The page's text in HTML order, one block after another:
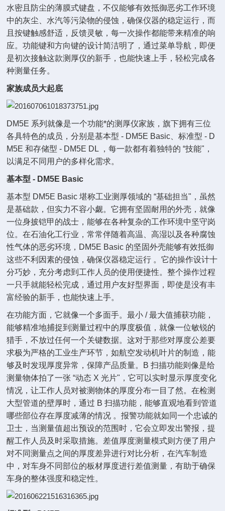
水密且防尘的薄膜式键盘，不仅能够有效抵御恶劣工作环境
中的灰尘、水汽等污染物的侵蚀，确保仪器的稳定运行，而
且按键触感舒适，反馈灵敏，每一次操作都能带来精准的响
应。功能键和方向键的设计简洁明了，通过菜单导航，即便
是初次接触这款测厚仪的新手，也能快速上手，轻松完成各
种测量任务。
家族成员大起底
DM5E 系列就像是一个功能*的测厚仪家族，旗下拥有三位
各具特色的成员，分别是基本型 - DM5E Basic、标准型 - D
M5E 和存储型 - DM5E DL ，每一款都有着独特的 “技能"，
以满足不同用户的多样化需求。
基本型 - DM5E Basic
基本型 DM5E Basic 堪称工业测厚领域的 “基础担当"，虽然
是基础款，但实力不容小觑。它拥有坚固耐用的外壳，就像
一位身披铠甲的战士，能够在各种复杂的工作环境中坚守岗
位。在石油化工行业，常常伴随着高温、高湿以及各种腐蚀
性气体的恶劣环境，DM5E Basic 的坚固外壳能够有效抵御
这些不利因素的侵蚀，确保仪器稳定运行 。它的操作设计十
分巧妙，充分考虑到工作人员的使用便捷性。整个操作过程
一只手就能轻松完成，通过用户友好型界面，即使是没有丰
富经验的新手，也能快速上手。
在功能方面，它就像一个多面手。最小 / 最大值捕获功能，
能够精准地捕捉到测量过程中的厚度极值，就像一位敏锐的
猎手，不放过任何一个关键数据。这对于那些对厚度公差要
求极为严格的工业生产环节，如航空发动机叶片的制造，能
够及时发现厚度异常，保障产品质量。B 扫描功能则像是给
测量物体拍了一张 “动态 X 光片"，它可以实时显示厚度变化
情况，让工作人员对被测物体的厚度分布一目了然。在检测
大型管道的壁厚时，通过 B 扫描功能，能够直观地看到管道
哪些部位存在厚度减薄的情况 。报警功能就如同一个忠诚的
卫士，当测量值超出预设的范围时，它会立即发出警报，提
醒工作人员及时采取措施。差值厚度测量模式则方便了用户
对不同测量点之间的厚度差异进行对比分析，在汽车制造
中，对车身不同部位的板材厚度进行差值测量，有助于确保
车身的整体强度和稳定性。